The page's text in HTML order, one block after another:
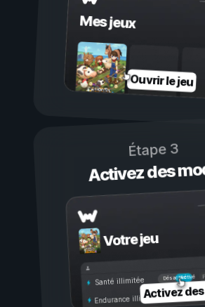
Mes jeux
Ouvrir le jeu
Étape 3
Activez des
Votre jeu
Activé
Désactivé
Santé illimitée
Endurance illimitéeActivez